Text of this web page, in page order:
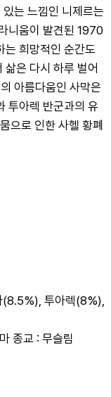
는 느낌인 니제르는
니움이 발견된 1970
는 희망적인 순간도
삶은 다시 하루 벌어
아름다움인 사막은
투아렉 반군과의 유
으로 인한 사헬 황폐
투아렉(8%),
종교 : 무슬림